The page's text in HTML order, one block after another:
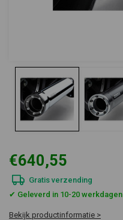
€640,55
Gratis verzending
✔ Geleverd in 10-20 werkdagen
Bekijk productinformatie >